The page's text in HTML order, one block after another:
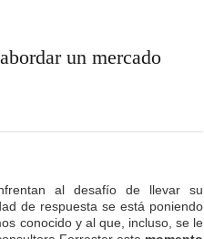
un mercado
al desafío de llevar su
de respuesta se está poniendo
conocido y al que, incluso, se le